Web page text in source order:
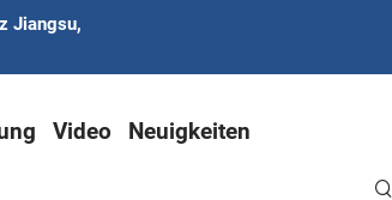
Jiangsu,
Video Neuigkeiten